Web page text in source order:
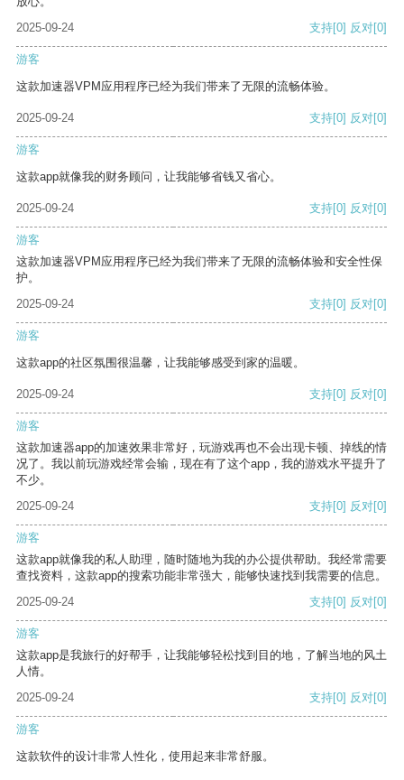
2025-09-24
支持[0] 反对[0]
游客
这款加速器VPM应用程序已经为我们带来了无限的流畅体验。
2025-09-24 支持[0] 反对[0]
游客
这款app就像我的财务顾问，让我能够省钱又省心。
2025-09-24 支持[0] 反对[0]
游客
这款加速器VPM应用程序已经为我们带来了无限的流畅体验和安全性保
护。
2025-09-24
支持[0] 反对[0]
游客
这款app的社区氛围很温馨，让我能够感受到家的温暖。
2025-09-24 支持[0] 反对[0]
游客
这款加速器app的加速效果非常好，玩游戏再也不会出现卡顿、掉线的情
况了。我以前玩游戏经常会输，现在有了这个app，我的游戏水平提升了
不少。
2025-09-24
支持[0] 反对[0]
游客
这款app就像我的私人助理，随时随地为我的办公提供帮助。我经常需要
查找资料，这款app的搜索功能非常强大，能够快速找到我需要的信息。
2025-09-24
支持[0] 反对[0]
游客
这款app是我旅行的好帮手，让我能够轻松找到目的地，了解当地的风土
人情。
2025-09-24
支持[0] 反对[0]
游客
这款软件的设计非常人性化，使用起来非常舒服。